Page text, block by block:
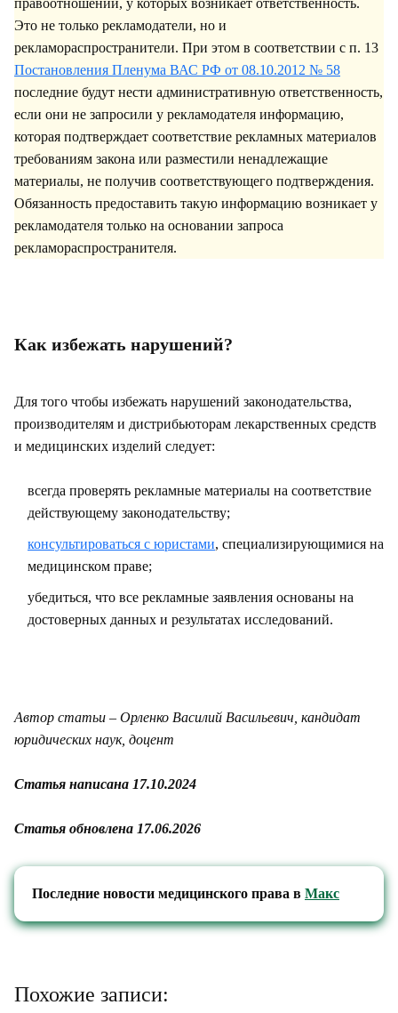
правоотношений, у которых возникает ответственность.
Это не только рекламодатели, но и
рекламораспространители. При этом в соответствии с п. 13
Постановления Пленума ВАС РФ от 08.10.2012 № 58
последние будут нести административную ответственность,
если они не запросили у рекламодателя информацию,
которая подтверждает соответствие рекламных материалов
требованиям закона или разместили ненадлежащие
материалы, не получив соответствующего подтверждения.
Обязанность предоставить такую информацию возникает у
рекламодателя только на основании запроса
рекламораспространителя.
Как избежать нарушений?
Для того чтобы избежать нарушений законодательства,
производителям и дистрибьюторам лекарственных средств
и медицинских изделий следует:
всегда проверять рекламные материалы на соответствие
действующему законодательству;
консультироваться с юристами, специализирующимися на
медицинском праве;
убедиться, что все рекламные заявления основаны на
достоверных данных и результатах исследований.
Автор статьи – Орленко Василий Васильевич, кандидат
юридических наук, доцент
Статья написана 17.10.2024
Статья обновлена 17.06.2026
Последние новости медицинского права в Макс
Похожие записи: